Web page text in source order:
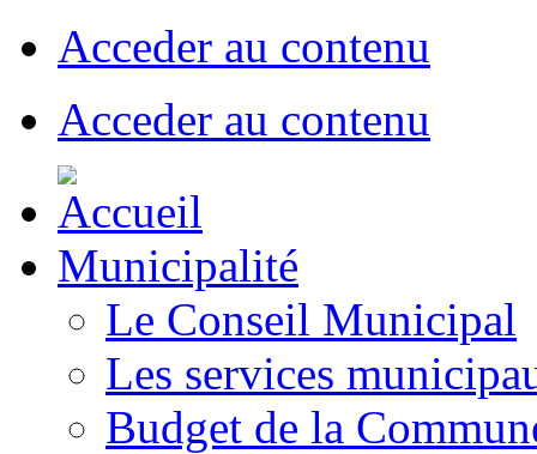
Acceder au contenu
Acceder au contenu
Municipalité
Le Conseil Municipal
Les services
Budget de la